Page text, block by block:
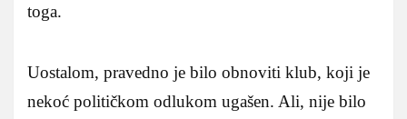
toga.
Uostalom, pravedno je bilo obnoviti klub, koji je
nekoć političkom odlukom ugašen. Ali, nije bilo